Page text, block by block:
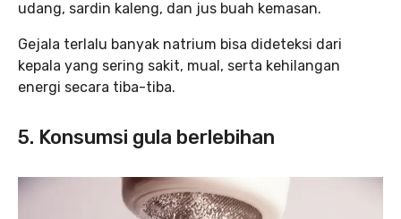
udang, sardin kaleng, dan jus buah kemasan.
Gejala terlalu banyak natrium bisa dideteksi dari
kepala yang sering sakit, mual, serta kehilangan
energi secara tiba-tiba.
5. Konsumsi gula berlebihan